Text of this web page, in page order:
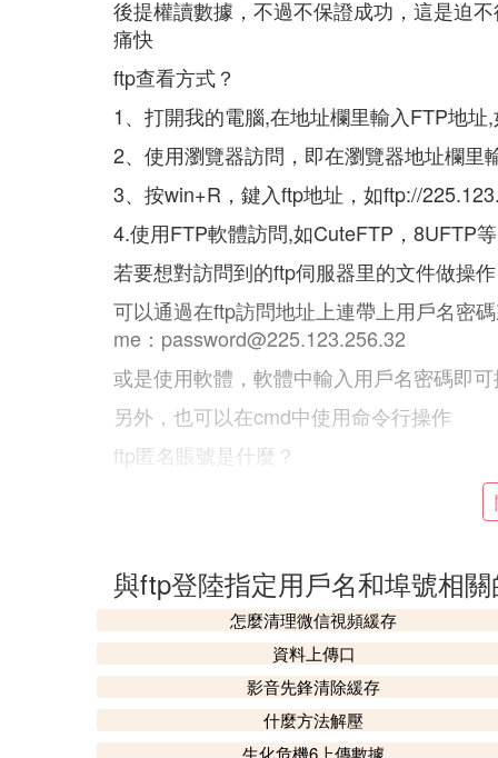
後提權讀數據，不過不保證成功，這是迫
痛快
ftp查看方式？
1、打開我的電腦,在地址欄里輸入FTP地
2、使用瀏覽器訪問，即在瀏覽器地址欄里
3、按win+R，鍵入ftp地址，如ftp://
4.使用FTP軟體訪問,如CuteFTP，8UFTP等
若要想對訪問到的ftp伺服器里的文件做操
可以通過在ftp訪問地址上連帶上用戶名密
me： password@225.123.256.32
或是使用軟體，軟體中輸入用戶名密碼即
另外，也可以在cmd中使用命令行操作
ftp匿名賬號是什麼？
匿名賬號為anonymous，使用FTP時必須
非有用戶ID和口令，否則便無法傳送文件
名密碼才可以下載，而用戶可通過它連接
用戶。系統管理員建立了一個特殊的用戶
都可使用該用戶ID。這樣就可以下載該文
xp系統如何設置ftp的密碼和賬戶？
XP系統上搭建FTP的方法如下：
與ftp登陸指定用戶名和埠號相
怎麼清理微信視頻緩存
資料上傳口
影音先鋒清除緩存
什麼方法解壓
生化危機6上傳數據